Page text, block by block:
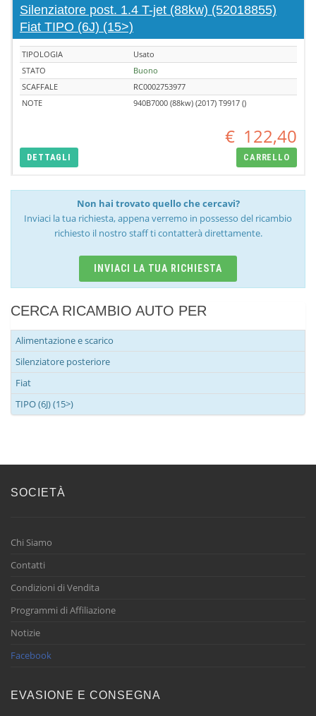
Silenziatore post. 1.4 T-jet (88kw) (52018855)
Fiat TIPO (6J) (15>)
TIPOLOGIA
Usato
STATO
Buono
SCAFFALE
RC0002753977
NOTE
940B7000 (88kw) (2017) T9917 ()
€ 122,40
DETTAGLI CARRELLO
Non hai trovato quello che cercavi?
Inviaci la tua richiesta, appena verremo in possesso del ricambio
richiesto il nostro staff ti contatterà direttamente.
INVIACI LA TUA RICHIESTA
CERCA RICAMBIO AUTO PER
Alimentazione e scarico
Silenziatore posteriore
Fiat
TIPO (6J) (15>)
SOCIETÀ
Chi Siamo
Contatti
Condizioni di Vendita
Programmi di Affiliazione
Notizie
Facebook
EVASIONE E CONSEGNA